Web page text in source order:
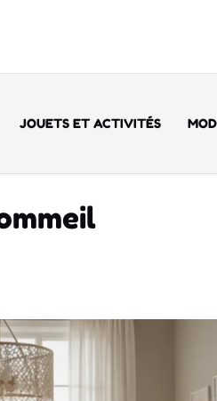
JOUETS ET ACTIVITÉS